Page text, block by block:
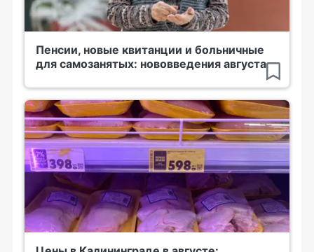
Пенсии, новые квитанции и больничные
для самозанятых: нововведения августа